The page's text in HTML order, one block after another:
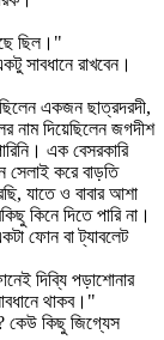
ছিল।"
সাবধানে রাখবেন।
একজন ছাত্রদরদী,
নাম দিয়েছিলেন জগদীশ
এক বেসরকারি
সেলাই করে বাড়তি
যাতে ও বাবার আশা
কিনে দিতে পারি না।
ফোন বা ট্যাবলেট
দিব্যি পড়াশোনার
থাকব।"
কেউ কিছু জিগ্যেস